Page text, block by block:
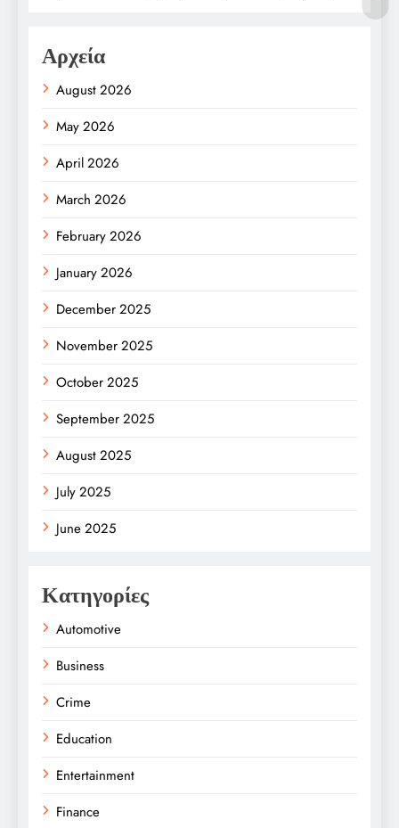
Αρχεία
August 2026
May 2026
April 2026
March 2026
February 2026
January 2026
December 2025
November 2025
October 2025
September 2025
August 2025
July 2025
June 2025
Κατηγορίες
Automotive
Business
Crime
Education
Entertainment
Finance